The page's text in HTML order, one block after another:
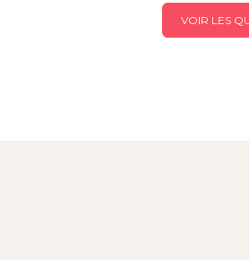
VOIR LES